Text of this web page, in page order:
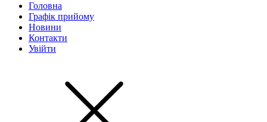
Головна
Графік прийому
Новини
Контакти
Увійти